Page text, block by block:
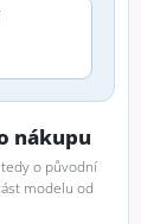
nákupu
o původní
modelu od